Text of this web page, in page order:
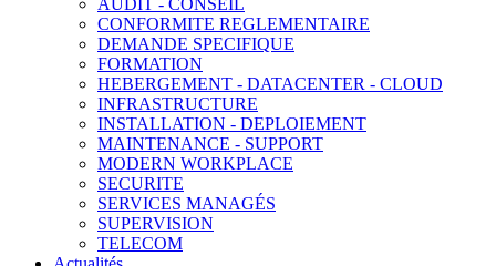
AUDIT - CONSEIL
CONFORMITE REGLEMENTAIRE
DEMANDE SPECIFIQUE
FORMATION
HEBERGEMENT - DATACENTER - CLOUD
INFRASTRUCTURE
INSTALLATION - DEPLOIEMENT
MAINTENANCE - SUPPORT
MODERN WORKPLACE
SECURITE
SERVICES MANAGÉS
SUPERVISION
TELECOM